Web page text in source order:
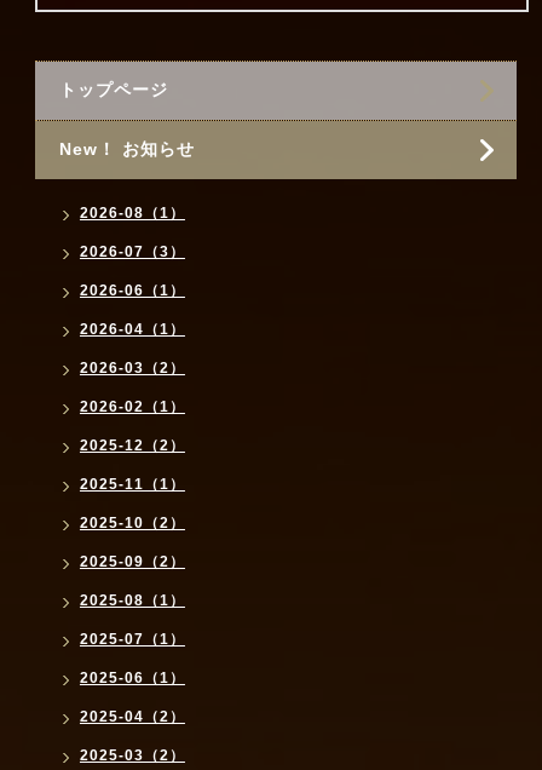
トップページ
New！ お知らせ
2026-08（1）
2026-07（3）
2026-06（1）
2026-04（1）
2026-03（2）
2026-02（1）
2025-12（2）
2025-11（1）
2025-10（2）
2025-09（2）
2025-08（1）
2025-07（1）
2025-06（1）
2025-04（2）
2025-03（2）